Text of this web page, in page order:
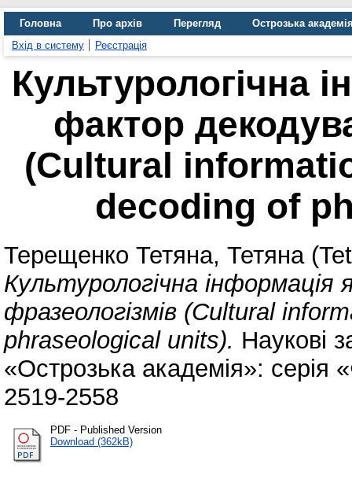
Головна Про архів Перегляд
Острозька
Вхід в систему
Реєстрація
Культурологічна
фактор
(Сultural
decoding of
Терещенко Тетяна, Тетяна
Культурологічна
фразеологізмів (Сultural
phraseological units). Наукові
«Острозька академія»: серія
2519-2558
PDF - Published Version
Download (362kB)